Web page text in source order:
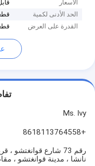
الأسعار
الحد الأدنى لكمية
القدرة على العرض
Ms. Ivy
+8618113764558
رقم 73 شارع قوانغتشو
نانشا ، مدينة قوانغتشو ،